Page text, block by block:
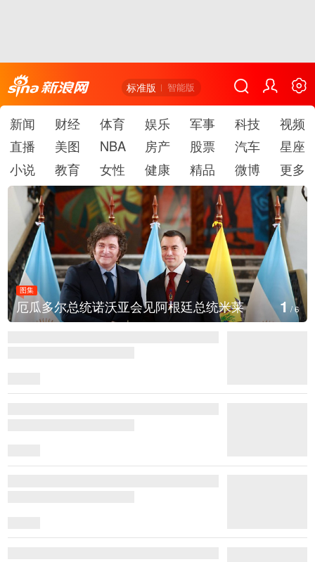
标准版 智能版
新闻 财经 体育 娱乐 军事 科技
视频
直播
美图 NBA 房产 股票 汽车
星座
小说
教育 女性 健康 精品 微博 更多
图集
厄瓜多尔总统诺沃亚会见阿根廷总统米莱 1/6